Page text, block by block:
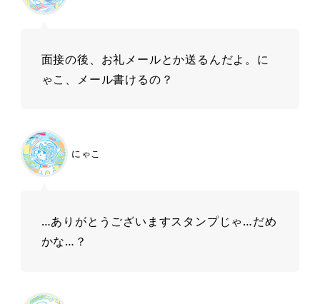
面接の後、お礼メールとか送るんだよ。に
ゃこ、メール書けるの？
にゃこ
…ありがとうございますスタンプじゃ…だめ
かな…？